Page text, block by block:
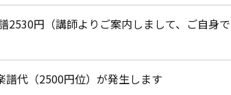
円（講師よりご案内しまして、ご自身で
代（2500円位）が発生します